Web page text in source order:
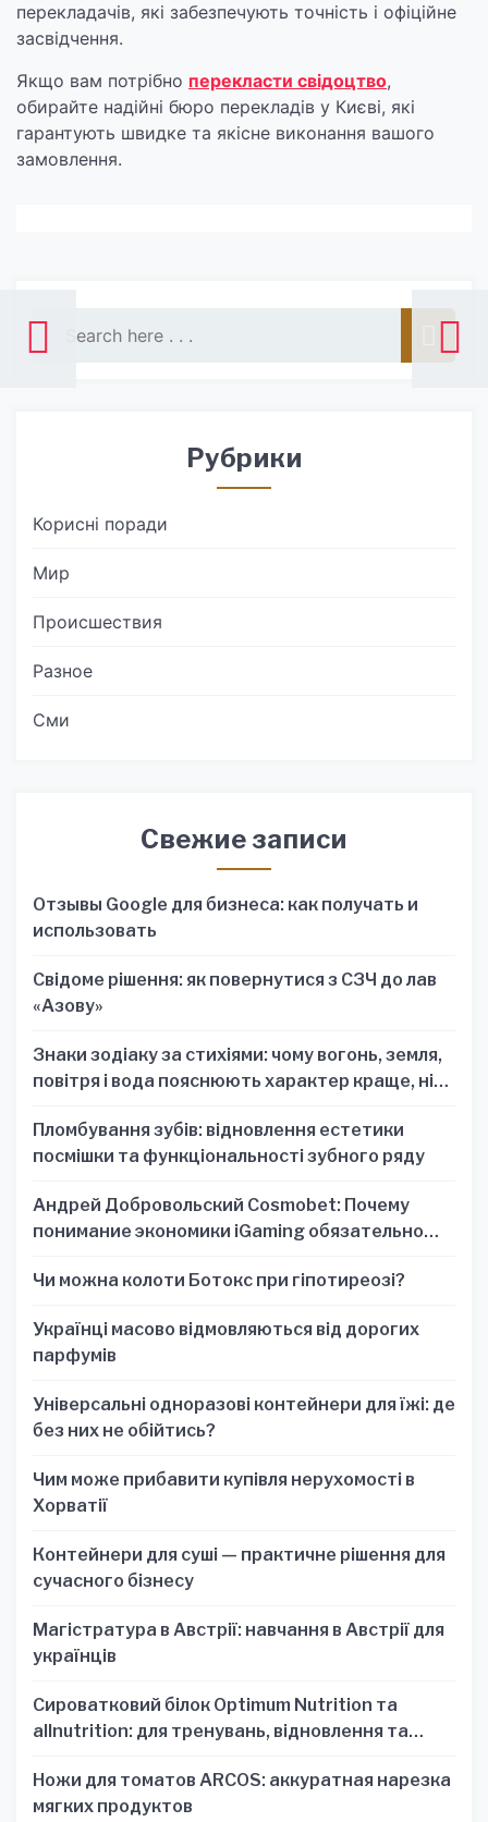
перекладачів, які забезпечують точність і офіційне
засвідчення.
Якщо вам потрібно перекласти свідоцтво,
обирайте надійні бюро перекладів у Києві, які
гарантують швидке та якісне виконання вашого
замовлення.
Рубрики
Корисні поради
Мир
Происшествия
Разное
Сми
Свежие записи
Отзывы Google для бизнеса: как получать и
использовать
Свідоме рішення: як повернутися з СЗЧ до лав
«Азову»
Знаки зодіаку за стихіями: чому вогонь, земля,
повітря і вода пояснюють характер краще, ніж
Пломбування зубів: відновлення естетики
посмішки та функціональності зубного ряду
Андрей Добровольский Cosmobet: Почему
понимание экономики iGaming обязательно
Чи можна колоти Ботокс при гіпотиреозі?
Українці масово відмовляються від дорогих
парфумів
Універсальні одноразові контейнери для їжі: де
без них не обійтись?
Чим може прибавити купівля нерухомості в
Хорватії
Контейнери для суші — практичне рішення для
сучасного бізнесу
Магістратура в Австрії: навчання в Австрії для
українців
Сироватковий білок Optimum Nutrition та
allnutrition: для тренувань, відновлення та
Ножи для томатов ARCOS: аккуратная нарезка
мягких продуктов